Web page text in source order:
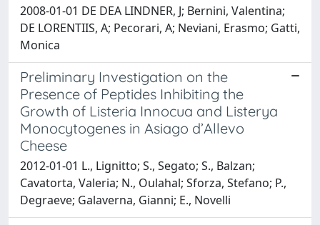
2008-01-01 DE DEA LINDNER, J; Bernini, Valentina;
DE LORENTIIS, A; Pecorari, A; Neviani, Erasmo; Gatti,
Monica
Preliminary Investigation on the
Presence of Peptides Inhibiting the
Growth of Listeria Innocua and Listerya
Monocytogenes in Asiago d’Allevo
Cheese
2012-01-01 L., Lignitto; S., Segato; S., Balzan;
Cavatorta, Valeria; N., Oulahal; Sforza, Stefano; P.,
Degraeve; Galaverna, Gianni; E., Novelli